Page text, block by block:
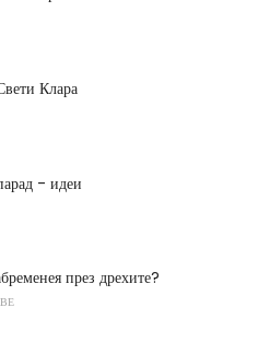
Клара
- идеи
през дрехите?